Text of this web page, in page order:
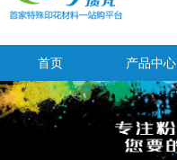
首页 产品中心